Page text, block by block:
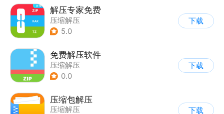
解压专家免费
压缩解压
5.0
下载
免费解压软件
压缩解压
0.0
下载
压缩包解压
压缩解压
下载